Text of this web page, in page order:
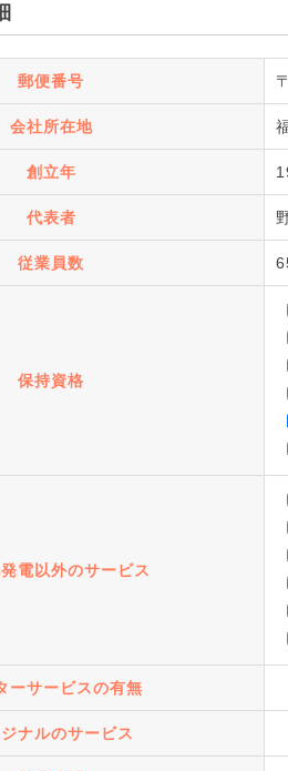
郵便番号
会社所在地
創立年
代表者
従業員数
保持資格
電以外のサービス
ーサービスの有無
ナルのサービス